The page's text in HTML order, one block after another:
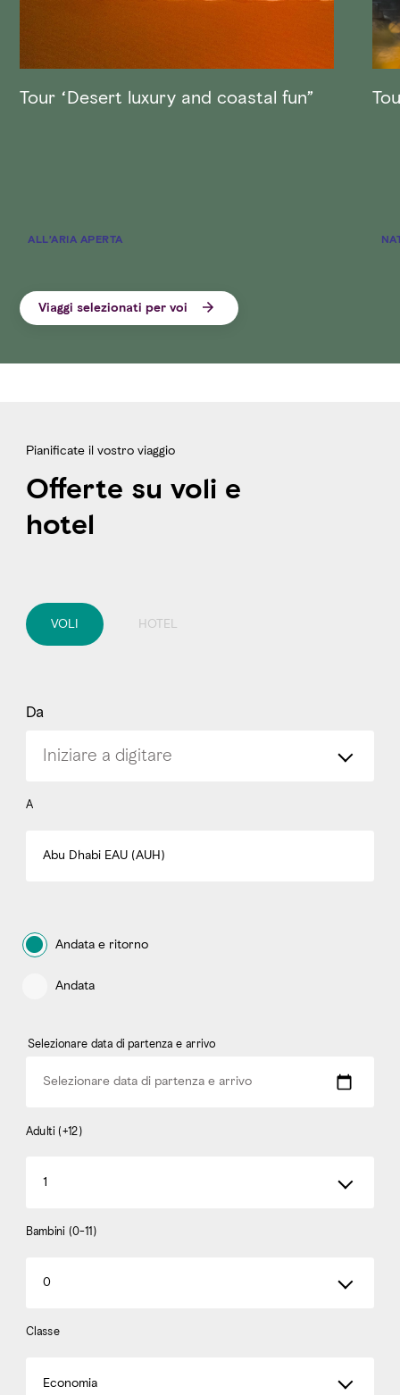
Tour “Desert luxury and coastal fun”
ALL’ARIA APERTA
Viaggi selezionati per voi
Pianificate il vostro viaggio
Offerte su voli e
hotel
VOLI HOTEL
Da
A
Abu Dhabi EAU (AUH)
Andata e ritorno
Andata
Selezionare data di partenza e arrivo
Selezionare data di partenza e arrivo
Adulti (+12)
1
Bambini (0-11)
0
Classe
Economia